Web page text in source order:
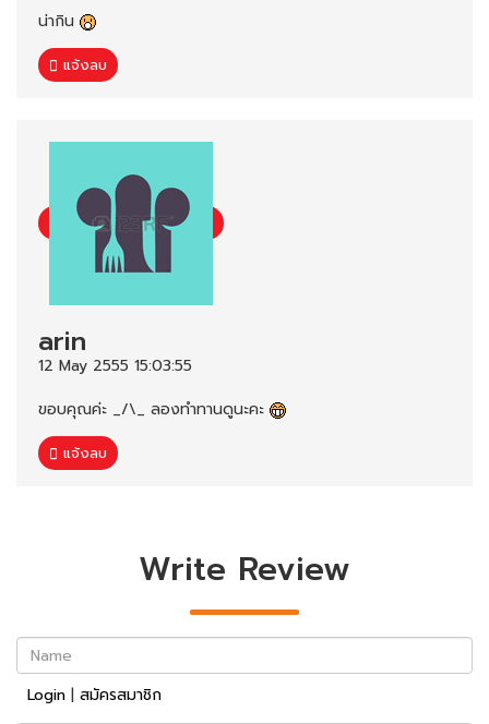
น่ากิน
แจ้งลบ
arin
12 May 2555 15:03:55
ขอบคุณค่ะ _/\_ ลองทำทานดูนะคะ
แจ้งลบ
Write Review
Name
Login | สมัครสมาชิก